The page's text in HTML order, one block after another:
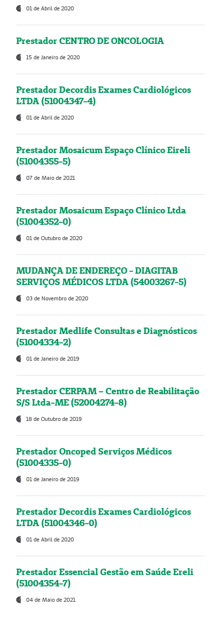
01 de Abril de 2020
Prestador CENTRO DE ONCOLOGIA
15 de Janeiro de 2020
Prestador Decordis Exames Cardiológicos
LTDA (51004347-4)
01 de Abril de 2020
Prestador Mosaicum Espaço Clínico Eireli
(51004355-5)
07 de Maio de 2021
Prestador Mosaicum Espaço Clínico Ltda
(51004352-0)
01 de Outubro de 2020
MUDANÇA DE ENDEREÇO - DIAGITAB
SERVIÇOS MÉDICOS LTDA (54003267-5)
03 de Novembro de 2020
Prestador Medlife Consultas e Diagnósticos
(51004334-2)
01 de Janeiro de 2019
Prestador CERPAM – Centro de Reabilitação
S/S Ltda-ME (52004274-8)
18 de Outubro de 2019
Prestador Oncoped Serviços Médicos
(51004335-0)
01 de Janeiro de 2019
Prestador Decordis Exames Cardiológicos
LTDA (51004346-0)
01 de Abril de 2020
Prestador Essencial Gestão em Saúde Ereli
(51004354-7)
04 de Maio de 2021